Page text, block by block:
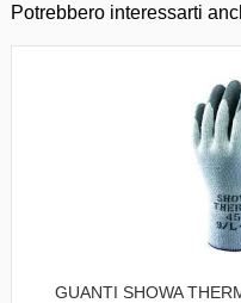
Potrebbero interessarti
GUANTI SHOWA